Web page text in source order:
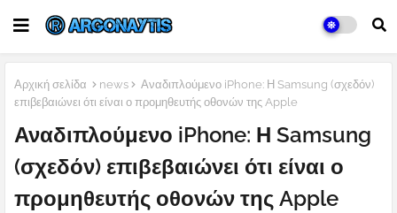
Αρχική σελίδα news
Αναδιπλούμενο iPhone: Η Samsung (σχεδόν)
επιβεβαιώνει ότι είναι ο προμηθευτής οθονών της Apple
Αναδιπλούμενο iPhone: Η Samsung
(σχεδόν) επιβεβαιώνει ότι είναι ο
προμηθευτής οθονών της Apple